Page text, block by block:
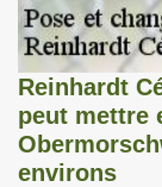
Reinhardt
peut mettre
environs